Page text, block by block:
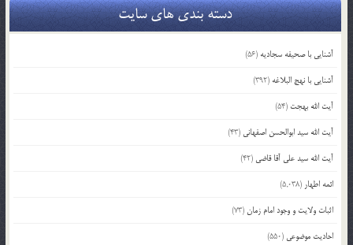
دسته بندی های سایت
آشنایی با صحیفه سجادیه (56)
آشنایی با نهج البلاغه (392)
آیت الله بهجت (54)
آیت الله سید ابوالحسن اصفهانی (43)
آیت الله سید علی آقا قاضی (42)
ائمه اطهار (5,038)
اثبات ولایت و وجود امام زمان(73)
احادیث موضوعی (550)